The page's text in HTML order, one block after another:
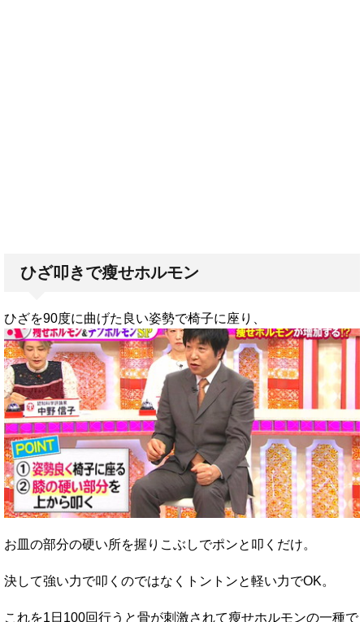
ひざ叩きで瘦せホルモン
ひざを90度に曲げた良い姿勢で椅子に座り、
お皿の部分の硬い所を握りこぶしでポンと叩くだけ。
決して強い力で叩くのではなくトントンと軽い力でOK。
これを1日100回行うと骨が刺激されて瘦せホルモンの一種で